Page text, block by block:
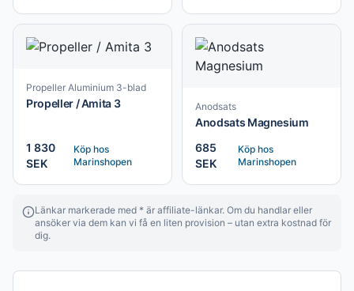
Propeller Aluminium 3-blad
Propeller / Amita 3
1 830
SEK
Köp hos
Marinshopen
Anodsats
Anodsats Magnesium
685
SEK
Köp hos
Marinshopen
Länkar markerade med * är affiliate-länkar. Om du handlar eller
ansöker via dem kan vi få en liten provision – utan extra kostnad för
dig.